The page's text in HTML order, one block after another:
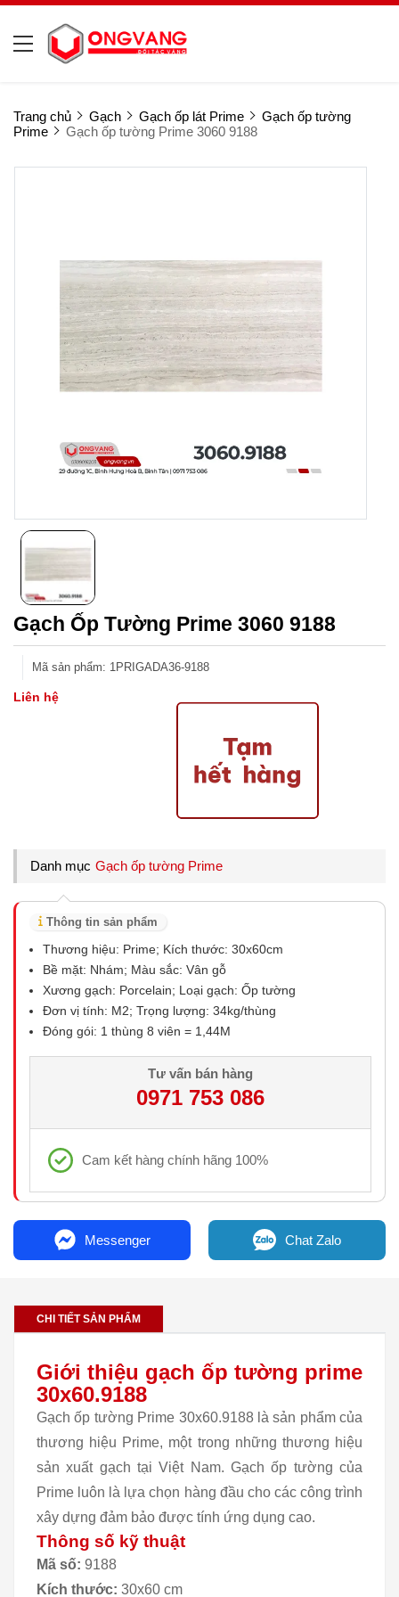
Trang chủ Gạch Gạch ốp lát Prime
Gạch ốp tường
Prime
Gạch ốp tường Prime 3060 9188
Gạch Ốp Tường Prime 3060 9188
Mã sản phẩm: 1PRIGADA36-9188
Liên hệ
Danh mục Gạch ốp tường Prime
Thông tin sản phẩm
Thương hiệu: Prime; Kích thước: 30x60cm
Bề mặt: Nhám; Màu sắc: Vân gỗ
Xương gạch: Porcelain; Loại gạch: Ốp tường
Đơn vị tính: M2; Trọng lượng: 34kg/thùng
Đóng gói: 1 thùng 8 viên = 1,44M
Tư vấn bán hàng
0971 753 086
Cam kết hàng chính hãng 100%
Messenger Chat Zalo
CHI TIẾT SẢN PHẨM
Giới thiệu gạch ốp tường prime
30x60.9188
Gạch ốp tường Prime 30x60.9188 là sản phẩm của
thương hiệu Prime, một trong những thương hiệu
sản xuất gạch tại Việt Nam. Gạch ốp tường của
Prime luôn là lựa chọn hàng đầu cho các công trình
xây dựng đảm bảo được tính ứng dụng cao.
Thông số kỹ thuật
Mã số: 9188
Kích thước: 30x60 cm